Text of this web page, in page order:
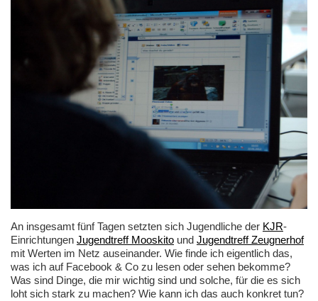
An insgesamt fünf Tagen setzten sich Jugendliche der KJR-
Einrichtungen Jugendtreff Mooskito und Jugendtreff Zeugnerhof
mit Werten im Netz auseinander. Wie finde ich eigentlich das,
was ich auf Facebook & Co zu lesen oder sehen bekomme?
Was sind Dinge, die mir wichtig sind und solche, für die es sich
loht sich stark zu machen? Wie kann ich das auch konkret tun?